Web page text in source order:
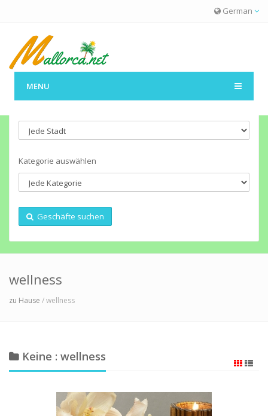
German
MENU
Kategorie auswählen
Geschäfte suchen
wellness
zu Hause / wellness
Keine : wellness